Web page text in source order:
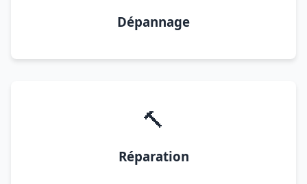
Dépannage
🔨
Réparation